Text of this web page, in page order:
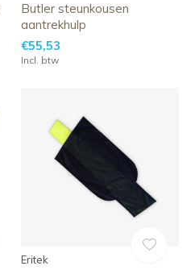
Butler steunkousen
aantrekhulp
€55,53
Incl. btw
Eritek